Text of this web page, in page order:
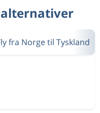
fra Norge til Tyskland